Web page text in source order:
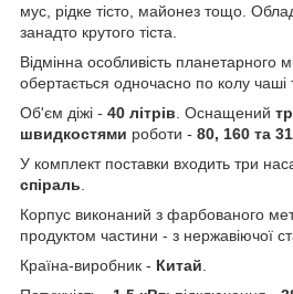
мус, рідке тісто, майонез тощо.
занадто крутого тіста.
Відмінна особливість планетарного
обертається одночасно по колу чаші
Об'єм діжі - 40 літрів . Оснащений
швидкостями роботи - 80, 160 та
У комплект поставки входить три
спіраль
Корпус виконаний з фарбованого
продуктом частини - з нержавіючої
Країна-виробник - Китай